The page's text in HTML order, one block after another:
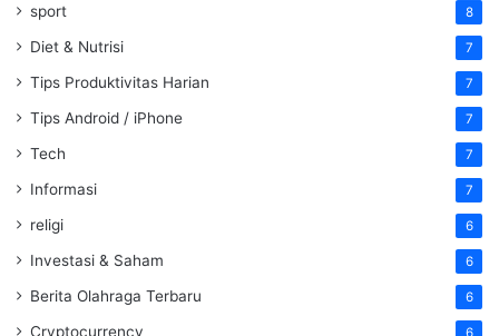
sport 8
Diet & Nutrisi 7
Tips Produktivitas Harian 7
Tips Android / iPhone 7
Tech 7
Informasi 7
religi 6
Investasi & Saham 6
Berita Olahraga Terbaru 6
Cryptocurrency 6